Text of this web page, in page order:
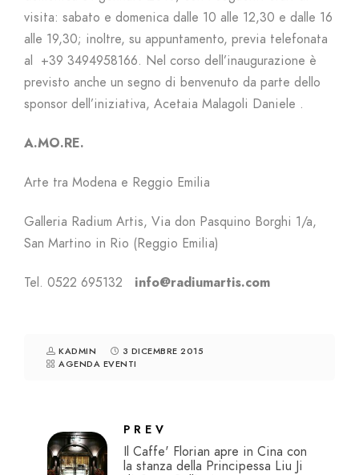
visita: sabato e domenica dalle 10 alle 12,30 e dalle 16
alle 19,30; inoltre, su appuntamento, previa telefonata
al +39 3494958166. Nel corso dell’inaugurazione è
previsto anche un segno di benvenuto da parte dello
sponsor dell’iniziativa, Acetaia Malagoli Daniele .
A.MO.RE.
Arte tra Modena e Reggio Emilia
Galleria Radium Artis, Via don Pasquino Borghi 1/a,
San Martino in Rio (Reggio Emilia)
Tel. 0522 695132 info@radiumartis.com
KADMIN
3 DICEMBRE 2015
AGENDA EVENTI
PREV
Il Caffe' Florian apre in Cina con
la stanza della Principessa Liu Ji